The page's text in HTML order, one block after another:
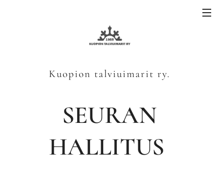
Kuopion talviuimarit ry.
SEURAN
HALLITUS